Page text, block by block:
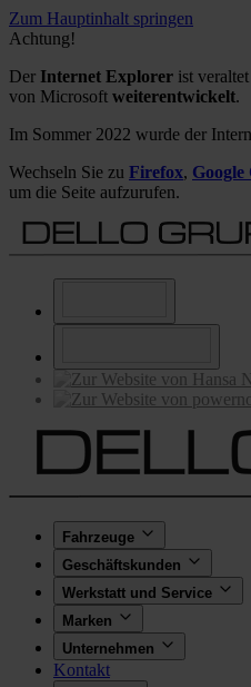
Zum Hauptinhalt springen
Achtung!
Der Internet Explorer ist
von Microsoft weiterentwickelt.
Im Sommer 2022 wurde der
Wechseln Sie zu Firefox,
um die Seite aufzurufen.
Fahrzeuge
Geschäftskunden
Werkstatt und Service
Marken
Unternehmen
Kontakt